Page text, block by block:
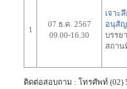
1
07 ธ.ค. 2567
09.00-16.30
เจาะ
อนุสั
บรรย
สถาน
ติดต่อสอบถาม : โทรศัพท์ (02)